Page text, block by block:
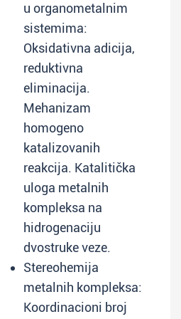
u organometalnim
sistemima:
Oksidativna adicija,
reduktivna
eliminacija.
Mehanizam
homogeno
katalizovanih
reakcija. Katalitička
uloga metalnih
kompleksa na
hidrogenaciju
dvostruke veze.
Stereohemija
metalnih kompleksa:
Koordinacioni broj